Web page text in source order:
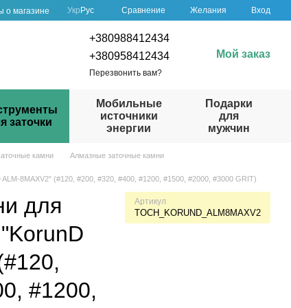
о магазине
Укр Рус Сравнение Желания Вход
+380988412434
+380958412434
Перезвонить вам?
Мой заказ
заточки
Мобильные
источники
энергии
Подарки
для
мужчин
камни
Алмазные заточные камни
8MAXV2" (#120, #200, #320, #400, #1200, #1500, #2000, #3000 GRIT)
для
#1200,
Артикул
TOCH_KORUND_ALM8MAXV2